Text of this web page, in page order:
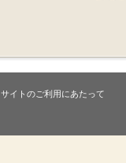
サイトのご利用にあたって